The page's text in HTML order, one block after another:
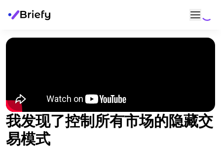
我发现了控制所有市场的隐藏交
易模式